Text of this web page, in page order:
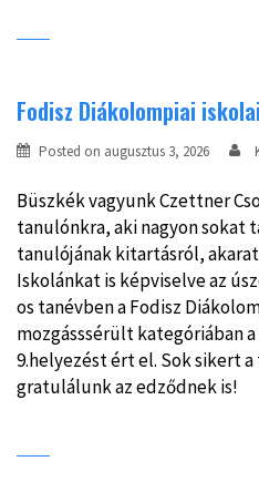
Fodisz Diákolompiai
Posted on augusztus 3, 2026
Büszkék vagyunk Czettner
tanulónkra, aki nagyon sokat
tanulójának kitartásról,
Iskolánkat is képviselve az
os tanévben a Fodisz
mozgásssérült kategóriában
9.helyezést ért el. Sok sikert
gratulálunk az edződnek is!